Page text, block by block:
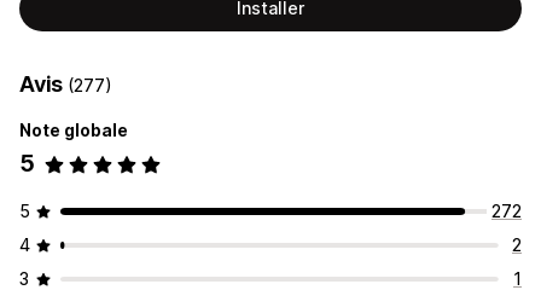
Installer
Avis (277)
Note globale
5
5
272
4
2
3
1